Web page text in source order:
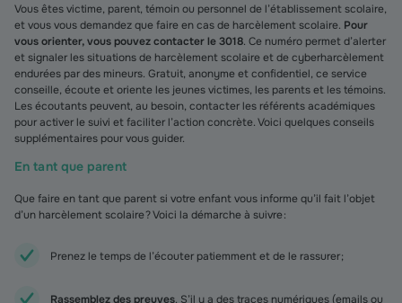
Vous êtes victime, parent, témoin ou personnel de l’établissement scolaire,
et vous vous demandez que faire en cas de harcèlement scolaire. Pour
vous orienter, vous pouvez contacter le 3018. Ce numéro permet d’alerter
et signaler les situations de harcèlement scolaire et de cyberharcèlement
endurées par des mineurs. Gratuit, anonyme et confidentiel, ce service
conseille, écoute et oriente les jeunes victimes, les parents et les témoins.
Les écoutants peuvent, au besoin, contacter les référents académiques
pour activer le suivi et faciliter l’action concrète. Voici quelques conseils
supplémentaires pour vous guider.
En tant que parent
Que faire en tant que parent si votre enfant vous informe qu’il fait l’objet
d’un harcèlement scolaire ? Voici la démarche à suivre :
Prenez le temps de l’écouter patiemment et de le rassurer ;
Rassemblez des preuves. S’il y a des traces numériques (emails ou